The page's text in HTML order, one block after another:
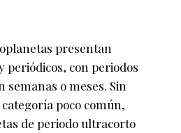
presentan
periódicos, con periodos
semanas o meses. Sin
poco común,
de periodo ultracorto